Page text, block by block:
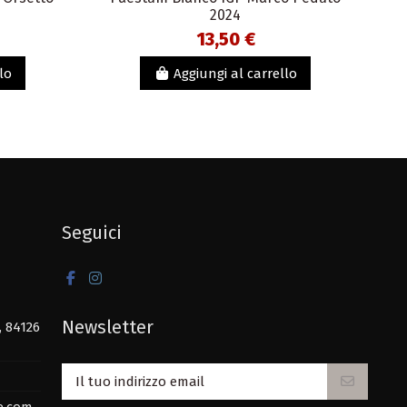
2024
13,50 €
Aggiungi al carrello
Seguici
Newsletter